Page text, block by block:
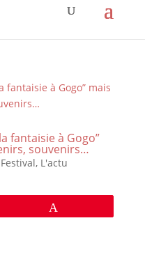
fantaisie à Gogo”
souvenirs…
Festival, L'actu